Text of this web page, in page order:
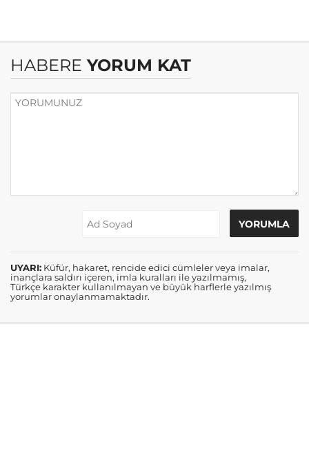
HABERE YORUM KAT
UYARI: Küfür, hakaret, rencide edici cümleler veya imalar,
inançlara saldırı içeren, imla kuralları ile yazılmamış,
Türkçe karakter kullanılmayan ve büyük harflerle yazılmış
yorumlar onaylanmamaktadır.